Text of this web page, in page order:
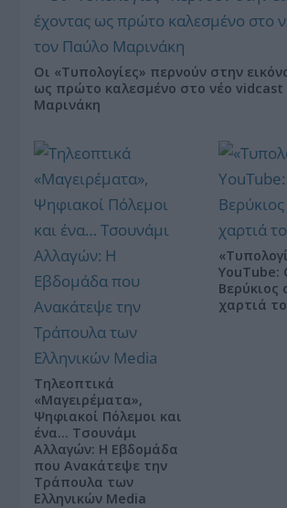
Οι «Τυπολογίες» περνούν στην
ως πρώτο καλεσμένο στο νέο vidcast
Μαρινάκη
Τηλεοπτικά
«Μαγειρέματα»,
Ψηφιακοί Πόλεμοι και
ένα… Τσουνάμι
Αλλαγών: Η Εβδομάδα
που Ανακάτεψε την
Τράπουλα των
Ελληνικών Media
YouTube:
Βερύκιος
χαρτιά